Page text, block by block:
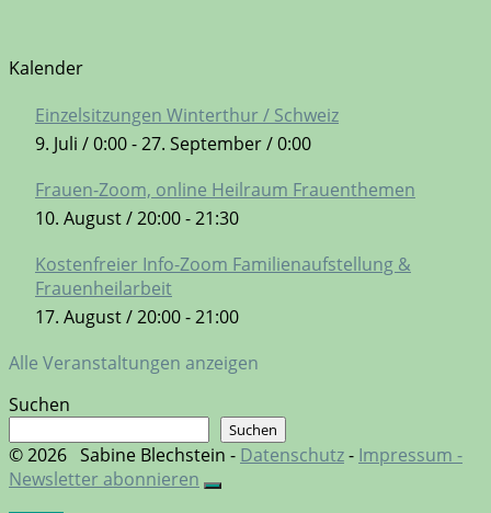
Kalender
Einzelsitzungen Winterthur / Schweiz
9. Juli / 0:00-27. September / 0:00
Frauen-Zoom, online Heilraum Frauenthemen
10. August / 20:00-21:30
Kostenfreier Info-Zoom Familienaufstellung &
Frauenheilarbeit
17. August / 20:00-21:00
Alle Veranstaltungen anzeigen
Suchen
Suchen
© 2026 Sabine Blechstein - Datenschutz- Impressum -
Newsletter abonnieren